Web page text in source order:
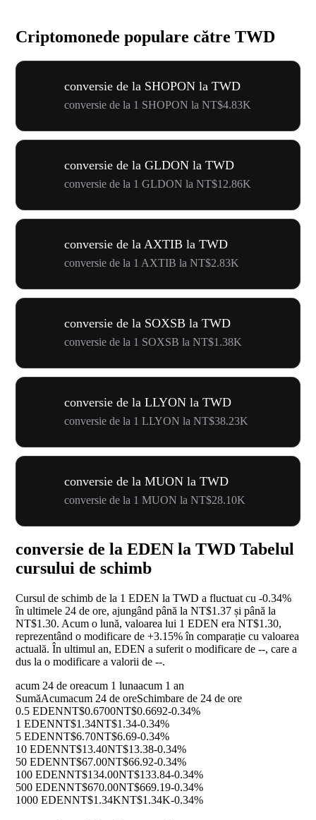
Criptomonede populare către TWD
conversie de la SHOPON la TWD
conversie de la 1 SHOPON la NT$4.83K
conversie de la GLDON la TWD
conversie de la 1 GLDON la NT$12.86K
conversie de la AXTIB la TWD
conversie de la 1 AXTIB la NT$2.83K
conversie de la SOXSB la TWD
conversie de la 1 SOXSB la NT$1.38K
conversie de la LLYON la TWD
conversie de la 1 LLYON la NT$38.23K
conversie de la MUON la TWD
conversie de la 1 MUON la NT$28.10K
conversie de la EDEN la TWD Tabelul
cursului de schimb
Cursul de schimb de la 1 EDEN la TWD a fluctuat cu -0.34%
în ultimele 24 de ore, ajungând până la NT$1.37 și până la
NT$1.30. Acum o lună, valoarea lui 1 EDEN era NT$1.30,
reprezentând o modificare de +3.15%în comparație cu valoarea
actuală. În ultimul an, EDEN a suferit o modificare de --, care a
dus la o modificare a valorii de --.
acum 24 de oreacum 1 lunaacum 1 an
SumăAcumacum 24 de oreSchimbare de 24 de ore
0.5 EDENNT$0.6700NT$0.6692-0.34%
1 EDENNT$1.34NT$1.34-0.34%
5 EDENNT$6.70NT$6.69-0.34%
10 EDENNT$13.40NT$13.38-0.34%
50 EDENNT$67.00NT$66.92-0.34%
100 EDENNT$134.00NT$133.84-0.34%
500 EDENNT$670.00NT$669.19-0.34%
1000 EDENNT$1.34KNT$1.34K-0.34%